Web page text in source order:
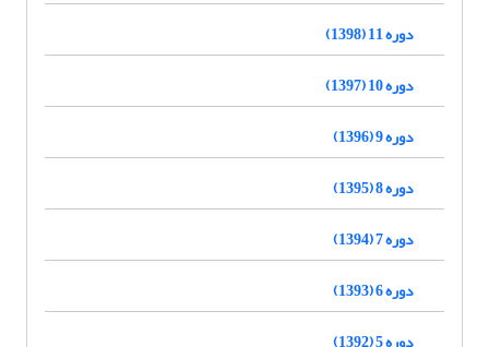
دوره 11 (1398)
دوره 10 (1397)
دوره 9 (1396)
دوره 8 (1395)
دوره 7 (1394)
دوره 6 (1393)